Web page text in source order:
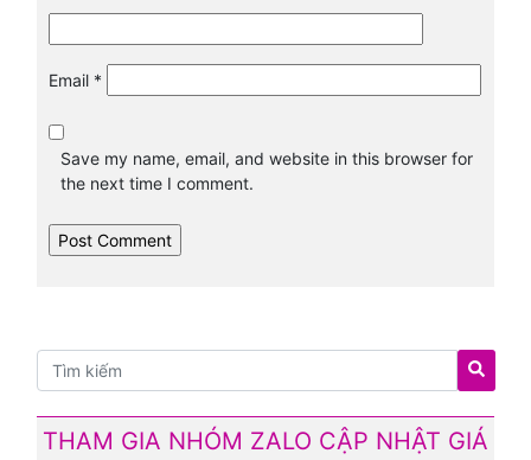
Email *
Save my name, email, and website in this browser for
the next time I comment.
THAM GIA NHÓM ZALO CẬP NHẬT GIÁ